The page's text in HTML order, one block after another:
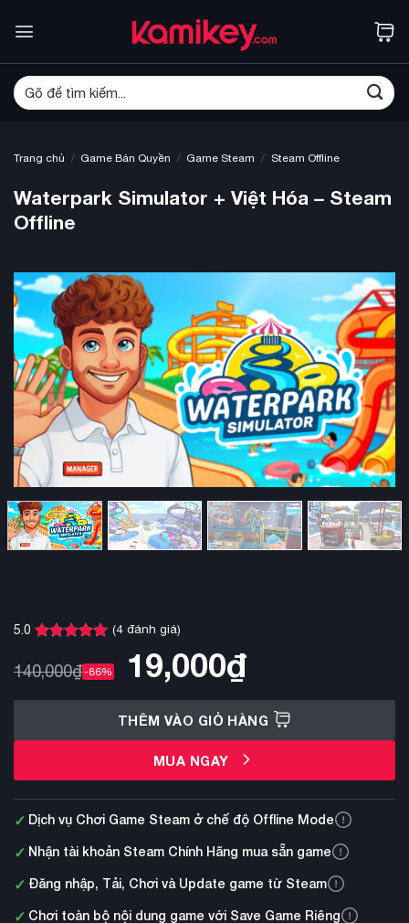
qua
dung
Tìm
kiếm:
Trang chủ / Game Bản Quyền / Game Steam / Steam Offline
Waterpark Simulator + Việt Hóa – Steam
Offline
5.0
dựa trên
đánh giá
(4đánh giá)
140,000₫-86% 19,000₫
THÊM VÀO GIỎ HÀNG
MUA NGAY
✓ Dịch vụ Chơi Game Steam ở chế độ Offline Mode
✓ Nhận tài khoản Steam Chính Hãng mua sẵn game
✓ Đăng nhập, Tải, Chơi và Update game từ Steam
✓ Chơi toàn bộ nội dung game với Save Game Riêng